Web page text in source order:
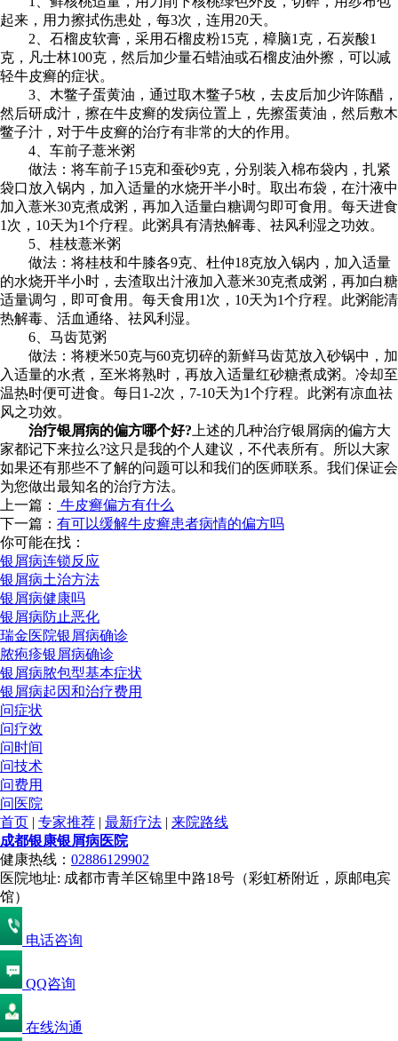
起来，用力擦拭伤患处，每3次，连用20天。
2、石榴皮软膏，采用石榴皮粉15克，樟脑1克，石炭酸1
克，凡士林100克，然后加少量石蜡油或石榴皮油外擦，可以减
轻牛皮癣的症状。
3、木鳖子蛋黄油，通过取木鳖子5枚，去皮后加少许陈醋，
然后研成汁，擦在牛皮癣的发病位置上，先擦蛋黄油，然后敷木
鳖子汁，对于牛皮癣的治疗有非常的大的作用。
4、车前子薏米粥
做法：将车前子15克和蚕砂9克，分别装入棉布袋内，扎紧
袋口放入锅内，加入适量的水烧开半小时。取出布袋，在汁液中
加入薏米30克煮成粥，再加入适量白糖调匀即可食用。每天进食
1次，10天为1个疗程。此粥具有清热解毒、祛风利湿之功效。
5、桂枝薏米粥
做法：将桂枝和牛膝各9克、杜仲18克放入锅内，加入适量
的水烧开半小时，去渣取出汁液加入薏米30克煮成粥，再加白糖
适量调匀，即可食用。每天食用1次，10天为1个疗程。此粥能清
热解毒、活血通络、祛风利湿。
6、马齿苋粥
做法：将粳米50克与60克切碎的新鲜马齿苋放入砂锅中，加
入适量的水煮，至米将熟时，再放入适量红砂糖煮成粥。冷却至
温热时便可进食。每日1-2次，7-10天为1个疗程。此粥有凉血祛
风之功效。
治疗银屑病的偏方哪个好? 上述的几种治疗银屑病的偏方大
家都记下来拉么?这只是我的个人建议，不代表所有。所以大家
如果还有那些不了解的问题可以和我们的医师联系。我们保证会
为您做出最知名的治疗方法。
上一篇：
牛皮癣偏方有什么
下一篇： 有可以缓解牛皮癣患者病情的偏方吗
你可能在找：
银屑病连锁反应
银屑病土治方法
银屑病健康吗
银屑病防止恶化
瑞金医院银屑病确诊
脓疱疹银屑病确诊
银屑病脓包型基本症状
银屑病起因和治疗费用
问症状
问疗效
问时间
问技术
问费用
问医院
首页 | 专家推荐 | 最新疗法 | 来院路线
成都银康银屑病医院
健康热线： 02886129902
医院地址: 成都市青羊区锦里中路18号（彩虹桥附近，原邮电宾
馆）
电话咨询
QQ咨询
在线沟通